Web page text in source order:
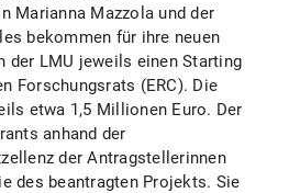
Marianna Mazzola und der
bekommen für ihre neuen
der LMU jeweils einen Starting
Forschungsrats (ERC). Die
etwa 1,5 Millionen Euro. Der
anhand der
der Antragstellerinnen
des beantragten Projekts. Sie